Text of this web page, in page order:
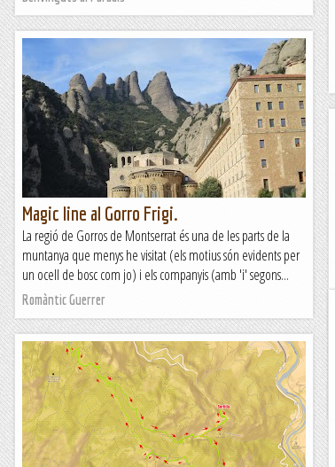
Magic line al Gorro Frigi.
La regió de Gorros de Montserrat és una de les parts de la
muntanya que menys he visitat (els motius són evidents per
un ocell de bosc com jo) i els companyis (amb 'i' segons...
Romàntic Guerrer